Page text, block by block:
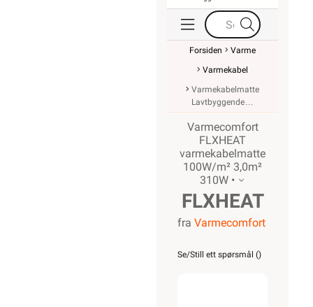
Forsiden
Varme
Varmekabel
Varmekabelmatte
Lavtbyggende
Varmecomfort
FLXHEAT
varmekabelmatte
100W/m² 3,0m²
310W •
FLXHEAT
100W/m²
fra Varmecomfort
Se/Still ett spørsmål ()